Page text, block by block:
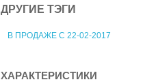
ДРУГИЕ ТЭГИ
В ПРОДАЖЕ С 22-02-2017
ХАРАКТЕРИСТИКИ